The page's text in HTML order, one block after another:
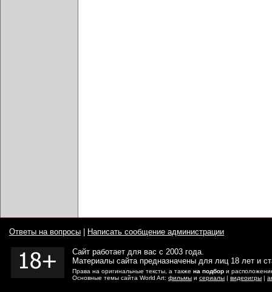
Ответы на вопросы Написать сообщение администрации
Сайт работает для вас с 2003 года.
Материалы сайта предназначены для лиц 18 лет и
Права на оригинальные тексты, а также на подбор и
Основные темы сайта World Art: фильмы и сериалы | видеоигры |